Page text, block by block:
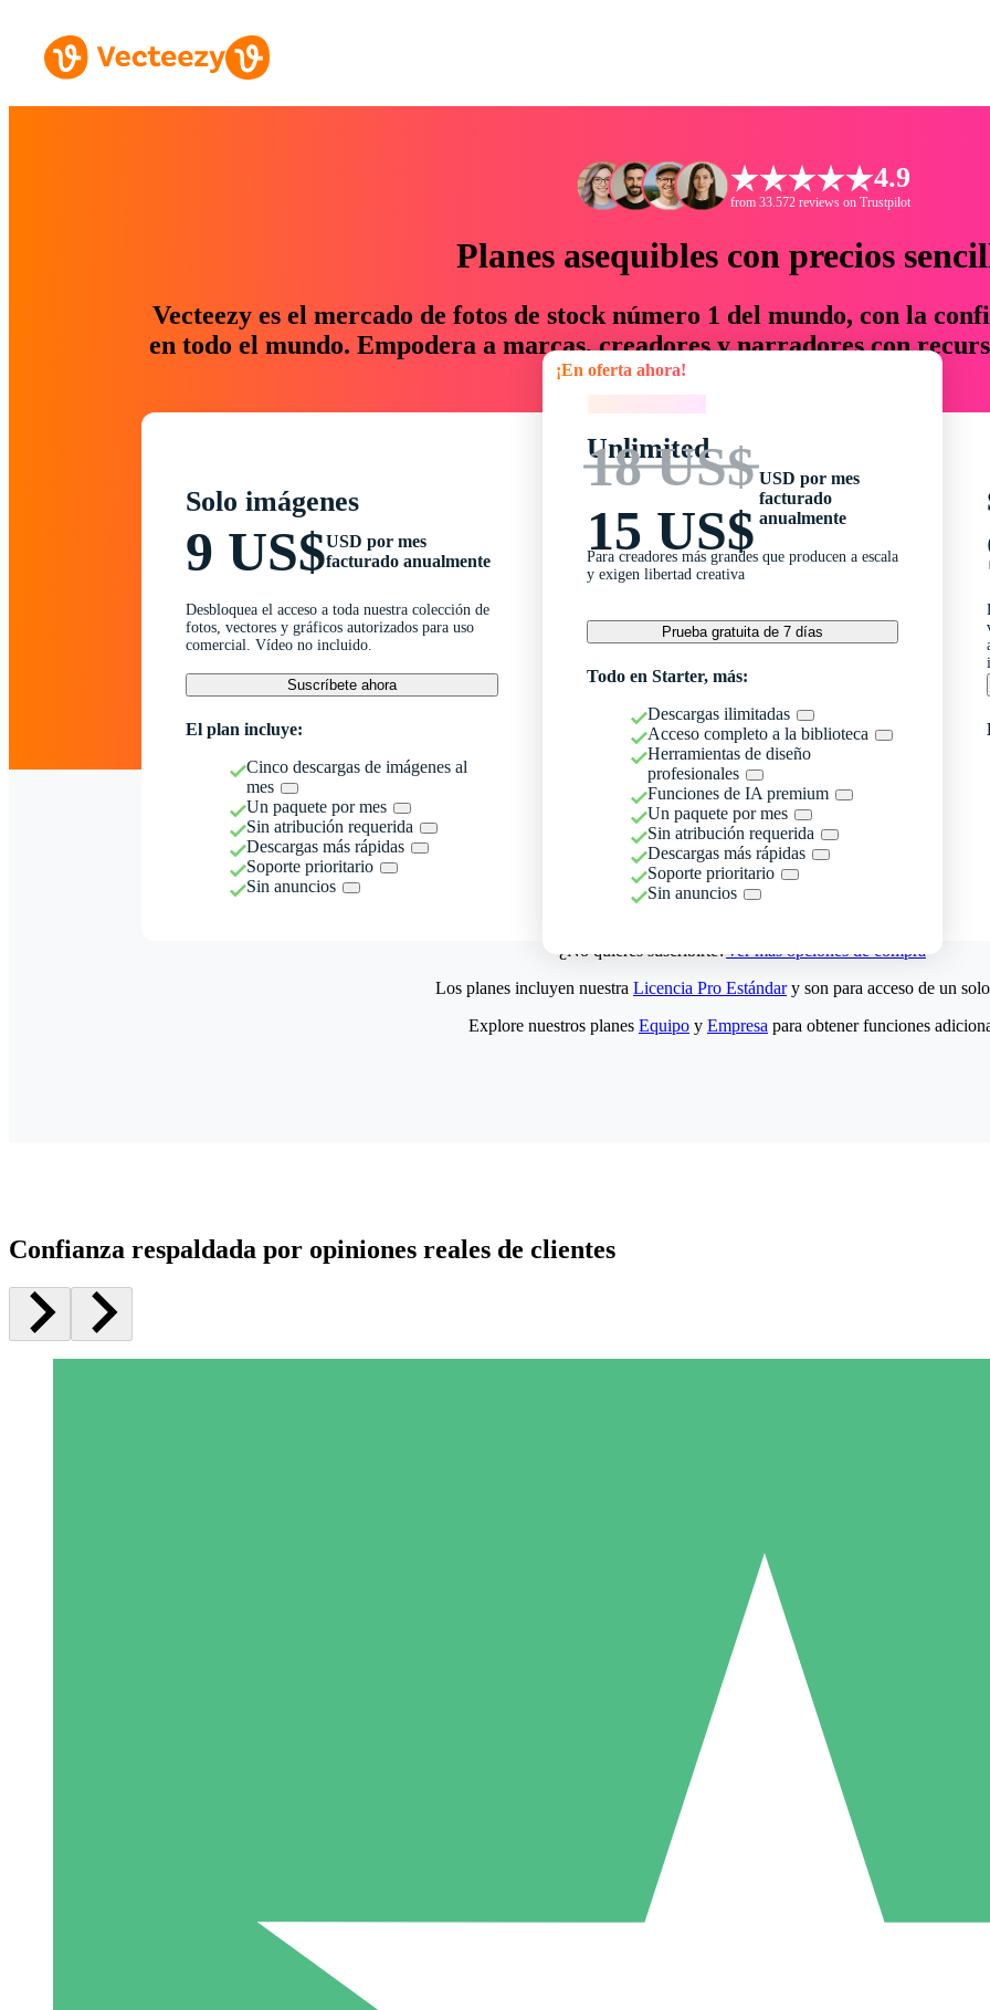
4.9
from 33.572 reviews on Trustpilot
Planes asequibles con precios
Vecteezy es el mercado de fotos de stock número 1 del mundo, con la
en todo el mundo. Empodera a marcas, creadores y narradores con
un 76 % en tiempo y presupuesto.
Solo imágenes
9 US$USD por mes
facturado anualmente
Desbloquea el acceso a toda nuestra colección de
fotos, vectores y gráficos autorizados para uso
comercial. Vídeo no incluido.
Suscríbete ahora
El plan incluye:
Cinco descargas de imágenes al
mes
Un paquete por mes
Sin atribución requerida
Descargas más rápidas
Soporte prioritario
Sin anuncios
¡En oferta ahora!
Unlimited
18 US$
15 US$
USD por mes
facturado
anualmente
Para creadores más grandes que producen a escala
y exigen libertad creativa
Prueba gratuita de 7 días
Todo en Starter, más:
Descargas ilimitadas
Acceso completo a la biblioteca
Herramientas de diseño
profesionales
Funciones de IA premium
Un paquete por mes
Sin atribución requerida
Descargas más rápidas
Soporte prioritario
Sin anuncios
¿No quieres suscribirte?Ver más opciones de compra
5 Descargas
15
Los planes incluyen nuestra Licencia Pro Estándary son para acceso de un
Explore nuestros planes Equipo y Empresa para obtener funciones
Confianza respaldada por opiniones reales de clientes